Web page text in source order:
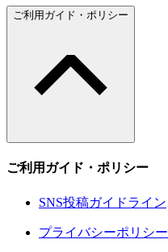
ご利用ガイド・ポリシー
ご利用ガイド・ポリシー
SNS投稿ガイドライン
プライバシーポリシー